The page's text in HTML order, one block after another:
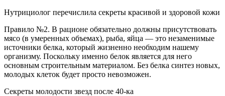
Нутрициолог перечислила секреты красивой и здоровой кожи
Правило №2. В рационе обязательно должны присутствовать
мясо (в умеренных объемах), рыба, яйца — это незаменимые
источники белка, который жизненно необходим нашему
организму. Поскольку именно белок является для него
основным строительным материалом. Без белка синтез новых,
молодых клеток будет просто невозможен.
Секреты молодости звезд после 40-ка